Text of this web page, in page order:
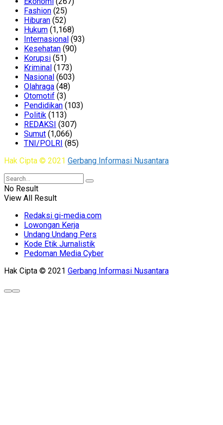
Fashion (25)
Hiburan (52)
Hukum (1,168)
Internasional (93)
Kesehatan (90)
Korupsi (51)
Kriminal (173)
Nasional (603)
Olahraga (48)
Otomotif (3)
Pendidikan (103)
Politik (113)
REDAKSI (307)
Sumut (1,066)
TNI/POLRI (85)
Hak Cipta © 2021 Gerbang Informasi Nusantara
No Result
View All Result
Redaksi gi-media.com
Lowongan Kerja
Undang Undang Pers
Kode Etik Jurnalistik
Pedoman Media Cyber
Hak Cipta © 2021 Gerbang Informasi Nusantara